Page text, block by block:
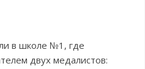
в школе №1, где
двух медалистов: